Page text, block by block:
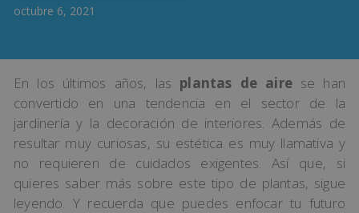
octubre 6, 2021
En los últimos años, las plantas de airese han
convertido en una tendencia en el sector de la
jardinería y la decoración de interiores. Además de
resultar muy curiosas, su estética es muy llamativa y
no requieren de cuidados exigentes. Así que, si
quieres saber más sobre este tipo de plantas, sigue
leyendo. Y recuerda que puedes enfocar tu futuro